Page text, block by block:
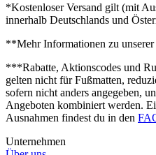
*Kostenloser Versand gilt (mit
innerhalb Deutschlands und
**Mehr Informationen zu
***Rabatte, Aktionscodes und
gelten nicht für Fußmatten,
sofern nicht anders angegeben,
Angeboten kombiniert werden.
Ausnahmen findest du in den
Unternehmen